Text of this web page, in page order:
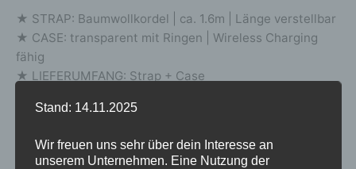
★ STRAP: Baumwollkordel | ca. 1.6m | Länge verstellbar
★ CASE: transparent mit Ringen | Wireless Charging
fähig
★ LIEFERUMFANG: Strap + Case
Lieferung in 2-5 Werktagen | Versand gratis in DE
weitere Produktdetails und Infos >>
Stand: 14.11.2025
Wir freuen uns sehr über dein Interesse an
unserem Unternehmen. Eine Nutzung der